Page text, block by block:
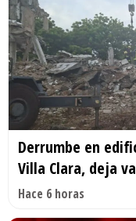
Derrumbe en
Villa Clara, deja
Hace 6 horas